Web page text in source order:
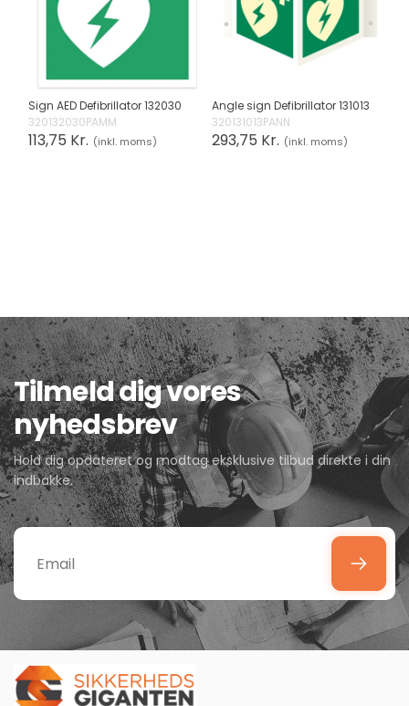
Sign AED Defibrillator 132030
320132030PAMM
113,75 Kr. (inkl. moms)
Angle sign Defibrillator 131013
320131013PANN
293,75 Kr. (inkl. moms)
Tilmeld dig vores
nyhedsbrev
Hold dig opdateret og modtag eksklusive tilbud direkte i din
indbakke.
Email